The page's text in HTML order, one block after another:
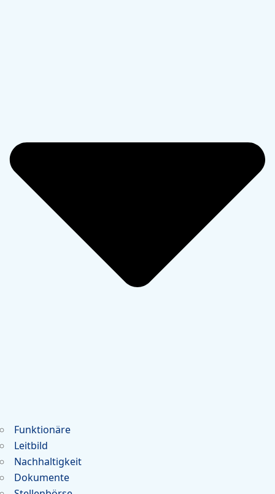
Funktionäre
Leitbild
Nachhaltigkeit
Dokumente